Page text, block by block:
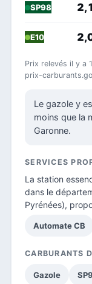
SP98
E10
Prix relevés il y a
prix-
Le gazole y
moins que la
Garonne.
SERVICES
La station
dans le
Pyrénées),
Automate CB
CARBURANTS
Gazole